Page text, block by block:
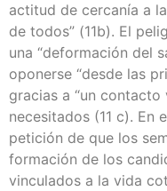
actitud de cercanía a
de todos” (11b). El
una “deformación del
oponerse “desde las
gracias a “un
necesitados (11 c). En
petición de que los
formación de los
vinculados a la vida